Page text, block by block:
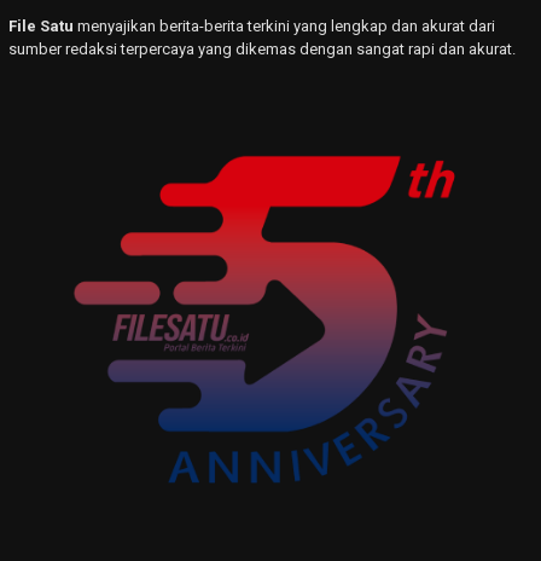
File Satu menyajikan berita-berita terkini yang lengkap dan akurat dari
sumber redaksi terpercaya yang dikemas dengan sangat rapi dan akurat.